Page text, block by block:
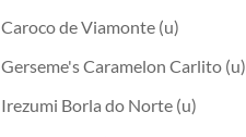
Caroco de Viamonte (u)
Gerseme's Caramelon Carlito (u)
Irezumi Borla do Norte (u)